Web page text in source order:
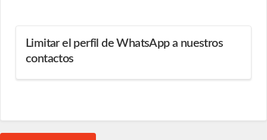
Limitar el perfil de WhatsApp a nuestros
contactos